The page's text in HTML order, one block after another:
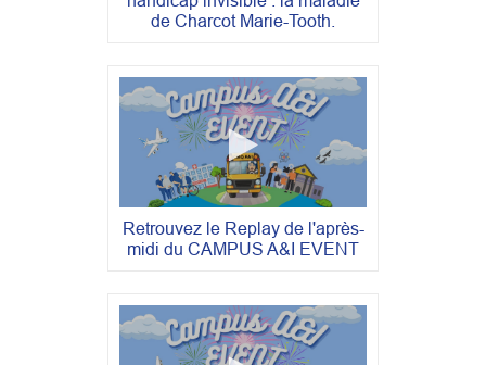
de Charcot Marie-Tooth.
Retrouvez le Replay de l'après-
midi du CAMPUS A&I EVENT